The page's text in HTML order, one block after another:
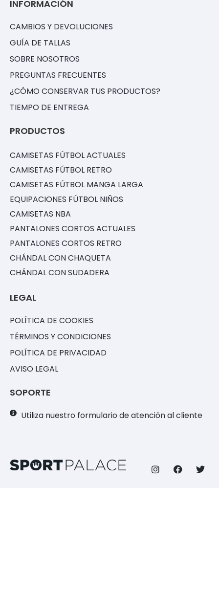
INFORMACIÓN
CAMBIOS Y DEVOLUCIONES
GUÍA DE TALLAS
SOBRE NOSOTROS
PREGUNTAS FRECUENTES
¿CÓMO CONSERVAR TUS PRODUCTOS?
TIEMPO DE ENTREGA
PRODUCTOS
CAMISETAS FÚTBOL ACTUALES
CAMISETAS FÚTBOL RETRO
CAMISETAS FÚTBOL MANGA LARGA
EQUIPACIONES FÚTBOL NIÑOS
CAMISETAS NBA
PANTALONES CORTOS ACTUALES
PANTALONES CORTOS RETRO
CHÁNDAL CON CHAQUETA
CHÁNDAL CON SUDADERA
LEGAL
POLÍTICA DE COOKIES
TÉRMINOS Y CONDICIONES
POLÍTICA DE PRIVACIDAD
AVISO LEGAL
SOPORTE
Utiliza nuestro formulario de atención al cliente